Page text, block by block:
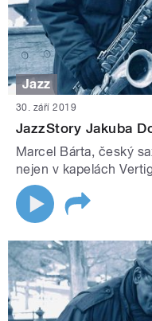
Jazz
30. září 2019
JazzStory Jakuba
Marcel Bárta, český
nejen v kapelách